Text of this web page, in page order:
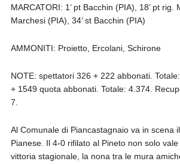
MARCATORI: 1’ pt Bacchin (PIA), 18’ pt rig.
Marchesi (PIA), 34’ st Bacchin (PIA)
AMMONITI: Proietto, Ercolani, Schirone
NOTE: spettatori 326 + 222 abbonati.
+ 1549 quota abbonati. Totale: 4.374.
7.
Al Comunale di Piancastagnaio va in scena
Pianese. Il 4-0 rifilato al Pineto non solo
vittoria stagionale, la nona tra le mura